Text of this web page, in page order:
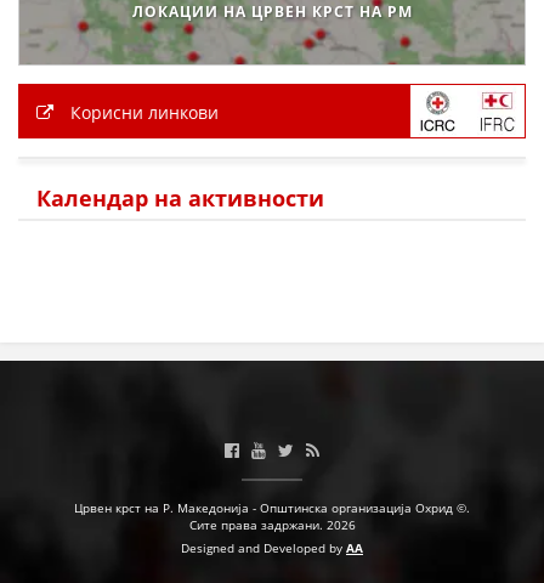
ЛОКАЦИИ НА ЦРВЕН КРСТ НА РМ
Корисни линкови
Календар на активности
Црвен крст на Р. Македонија - Општинска организација Охрид ©.
Сите права задржани. 2026
Designed and Developed by AA